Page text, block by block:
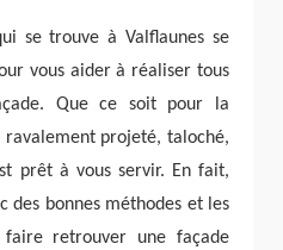
se trouve à Valflaunes se
vous aider à réaliser tous
Que ce soit pour la
projeté, taloché,
prêt à vous servir. En fait,
des bonnes méthodes et les
retrouver une façade